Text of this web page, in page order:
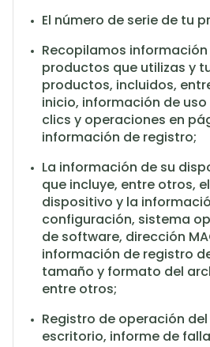
El número de serie de tu
Recopilamos
productos que utilizas y
productos, incluidos,
inicio, información de
clics y operaciones en
información de registro;
La información de su
que incluye, entre otros,
dispositivo y la
configuración, sistema
de software, dirección
información de registro
tamaño y formato del
entre otros;
Registro de operación
escritorio, informe de